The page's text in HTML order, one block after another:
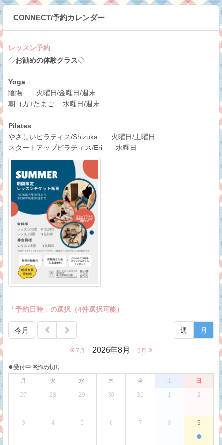
CONNECT/予約カレンダー
レッスン予約
◇お勧めの体験クラス◇
Yoga
陰陽 火曜日/金曜日/週末
朝ヨガ+たまご 水曜日/週末
Pilates
やさしいピラティス/Shizuka 火曜日/土曜日
スタートアップピラティス/Eri 水曜日
「予約日時」の選択（4件選択可能）
今月
7月 2026年8月 9月
週 月
●受付中 ×締め切り
月
火 水 木 金 土
日
27
28 29 30 31 1 2
3 4 5 6 7 8 9
●